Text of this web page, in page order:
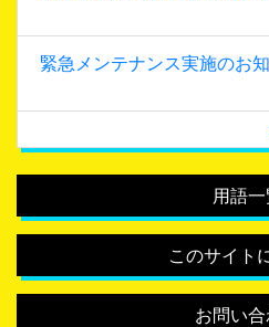
用語
このサイト
お問い